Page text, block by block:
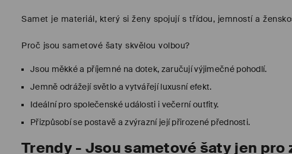
Samet je materiál, který si ženy spojují s třídou, jemností a
Proč jsou sametové šaty skvělou volbou?
Jsou měkké a příjemné na dotek, zaručují výjimečné pohodlí.
Jemně odrážejí světlo a vytvářejí luxusní efekt.
Ideální pro společenské události i večerní outfity.
Přizpůsobí se postavě a zvýrazní její přirozené přednosti.
Trendy - Jsou sametové šaty jen